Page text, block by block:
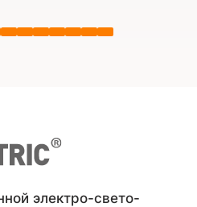
электро-свето-